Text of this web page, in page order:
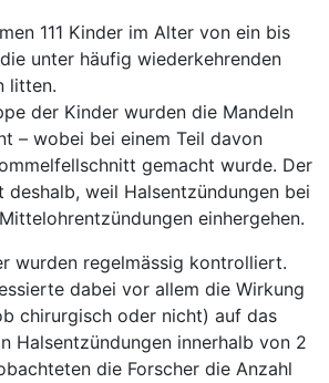
111 Kinder im Alter von ein bis
unter häufig wiederkehrenden
litten.
der Kinder wurden die Mandeln
– wobei bei einem Teil davon
gemacht wurde. Der
deshalb, weil Halsentzündungen bei
einhergehen.
wurden regelmässig kontrolliert.
dabei vor allem die Wirkung
chirurgisch oder nicht) auf das
Halsentzündungen innerhalb von 2
die Forscher die Anzahl